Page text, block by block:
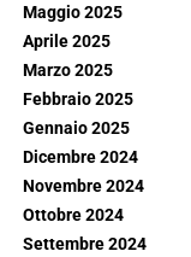
Maggio 2025
Aprile 2025
Marzo 2025
Febbraio 2025
Gennaio 2025
Dicembre 2024
Novembre 2024
Ottobre 2024
Settembre 2024